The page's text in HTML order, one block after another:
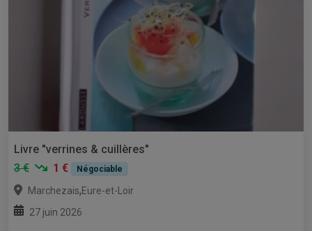
Livre "verrines & cuillères"
3 €
1 € Négociable
Marchezais,Eure-et-Loir
27 juin 2026